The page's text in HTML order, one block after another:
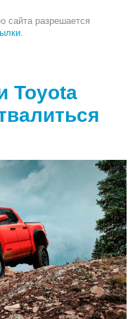
сайта разрешается
Toyota